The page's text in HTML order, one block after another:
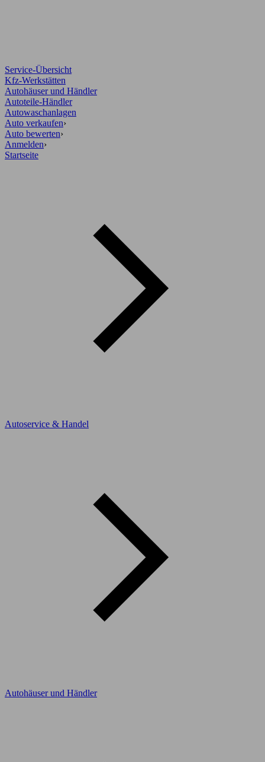
Service-Übersicht
Kfz-Werkstätten
Autohäuser und Händler
Autoteile-Händler
Autowaschanlagen
Auto verkaufen›
Auto bewerten›
Anmelden›
Startseite
Autoservice & Handel
Autohäuser und Händler